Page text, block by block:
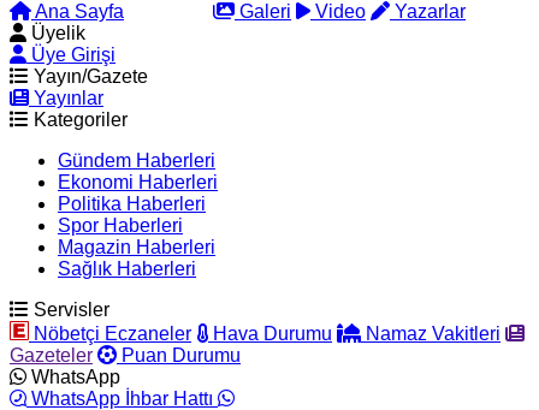
Ana Sayfa Galeri Video
Yazarlar
Üyelik
Üye Girişi
Yayın/Gazete
Yayınlar
Kategoriler
Gündem Haberleri
Ekonomi Haberleri
Politika Haberleri
Spor Haberleri
Magazin Haberleri
Sağlık Haberleri
Servisler
Nöbetçi Eczaneler
Hava Durumu
Namaz Vakitleri
Gazeteler
Puan Durumu
WhatsApp
WhatsApp İhbar Hattı